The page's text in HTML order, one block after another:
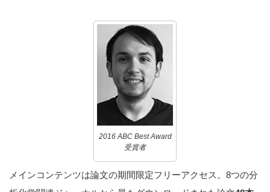
2016 ABC Best Award
受賞者
メインコンテンツは論文の期間限定フリーアクセス。8つの分